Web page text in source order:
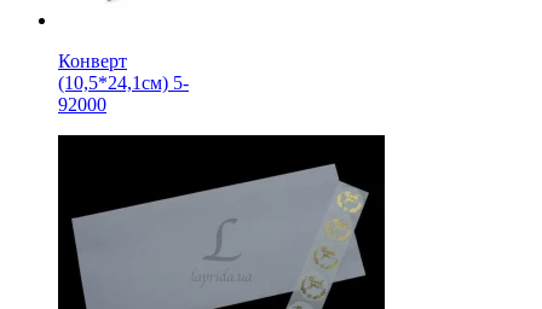
Конверт
(10,5*24,1см) 5-
92000